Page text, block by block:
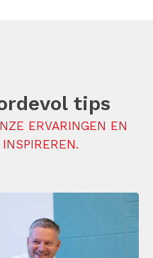
tips
ERVARINGEN EN